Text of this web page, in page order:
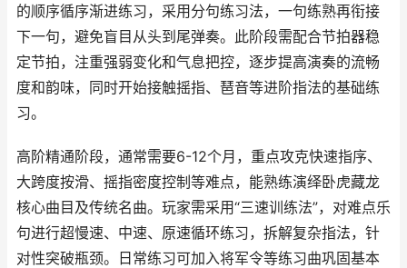
的顺序循序渐进练习，采用分句练习法，一句练熟再衔接
下一句，避免盲目从头到尾弹奏。此阶段需配合节拍器稳
定节拍，注重强弱变化和气息把控，逐步提高演奏的流畅
度和韵味，同时开始接触摇指、琶音等进阶指法的基础练
习。
高阶精通阶段，通常需要6-12个月，重点攻克快速指序、
大跨度按滑、摇指密度控制等难点，能熟练演绎卧虎藏龙
核心曲目及传统名曲。玩家需采用“三速训练法”，对难点乐
句进行超慢速、中速、原速循环练习，拆解复杂指法，针
对性突破瓶颈。日常练习可加入将军令等练习曲巩固基本